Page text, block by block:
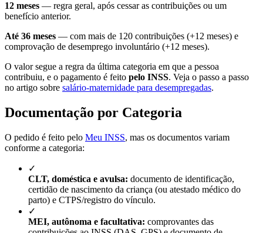
12 meses — regra geral, após cessar as contribuições ou um
benefício anterior.
Até 36 meses — com mais de 120 contribuições (+12 meses) e
comprovação de desemprego involuntário (+12 meses).
O valor segue a regra da última categoria em que a pessoa
contribuiu, e o pagamento é feito pelo INSS. Veja o passo a passo
no artigo sobre salário-maternidade para desempregadas.
Documentação por Categoria
O pedido é feito pelo Meu INSS, mas os documentos variam
conforme a categoria:
✓
CLT, doméstica e avulsa: documento de identificação,
certidão de nascimento da criança (ou atestado médico do
parto) e CTPS/registro do vínculo.
✓
MEI, autônoma e facultativa: comprovantes das